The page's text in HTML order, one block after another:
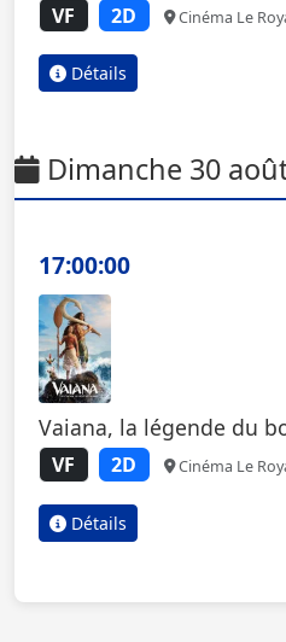
VF 2D Cinéma Le
Détails
Dimanche 30
17:00:00
Vaiana, la légende du
VF 2D Cinéma Le
Détails